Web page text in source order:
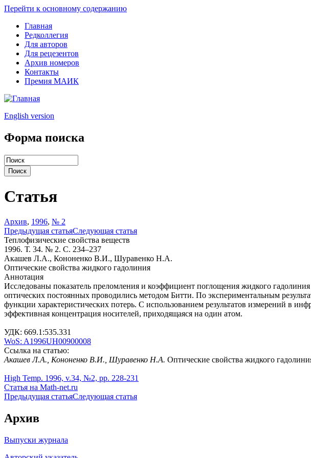
Перейти к основному содержанию
Главная
Редколлегия
Для авторов
Для рецезентов
Архив номеров
Контакты
Премия МАИК
English version
Форма поиска
Статья
Архив, 1996, № 2
Предыдущая статьяСледующая статья
Теплофизические свойства веществ
1996. Т. 34. № 2. С. 234–237
Акашев Л.А., Кононенко В.И., Шуравенко Н.А.
Оптические свойства жидкого гадолиния
Аннотация
Исследованы показатель преломления и коэффициент поглощения жидкого
оптических постоянных проводились методом Битти. По экспериментальным
функции характеристических потерь. С использованием результатов измерений в
эффективная концентрация носителей, приходящаяся на один атом.
УДК: 669.1:535.331
WoS: A1996UH00900008
Ссылка на статью:
Акашев Л.А., Кононенко В.И., Шуравенко Н.А. Оптические свойства жидкого
High Temp. 1996, v.34, №2, pp. 228-231
Статья на Math-net.ru
Предыдущая статьяСледующая статья
Архив
Выпуски журнала